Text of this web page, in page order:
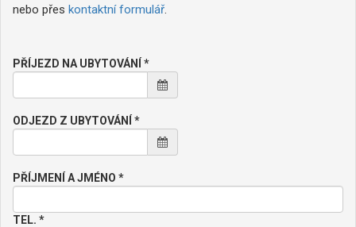
nebo přes kontaktní formulář.
PŘÍJEZD NA UBYTOVÁNÍ *
ODJEZD Z UBYTOVÁNÍ *
PŘÍJMENÍ A JMÉNO *
TEL. *